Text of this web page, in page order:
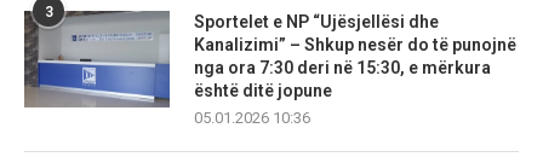
3
Sportelet e NP “Ujësjellësi dhe
Kanalizimi” – Shkup nesër do të punojnë
nga ora 7:30 deri në 15:30, e mërkura
është ditë jopune
05.01.2026 10:36